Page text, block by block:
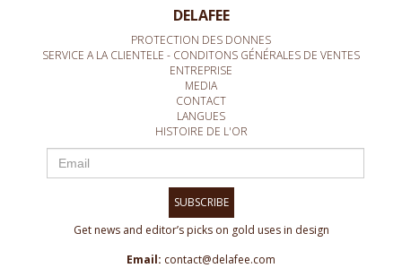
DELAFEE
PROTECTION DES DONNES
SERVICE A LA CLIENTELE - CONDITONS GÉNÉRALES DE VENTES
ENTREPRISE
MEDIA
CONTACT
LANGUES
HISTOIRE DE L'OR
SUBSCRIBE
Get news and editor’s picks on gold uses in design
Email: contact@delafee.com